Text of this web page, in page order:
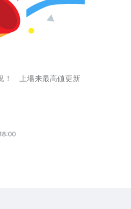
上場来最高値更新